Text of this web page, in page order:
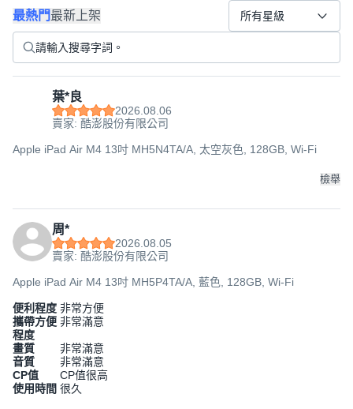
最熱門最新上架 所有星級
葉*良
2026.08.06
賣家: 酷澎股份有限公司
Apple iPad Air M4 13吋 MH5N4TA/A, 太空灰色, 128GB, Wi-Fi
檢舉
周*
2026.08.05
賣家: 酷澎股份有限公司
Apple iPad Air M4 13吋 MH5P4TA/A, 藍色, 128GB, Wi-Fi
便利程度 非常方便
攜帶方便
程度
非常滿意
畫質
非常滿意
音質
非常滿意
CP值
CP值很高
使用時間 很久